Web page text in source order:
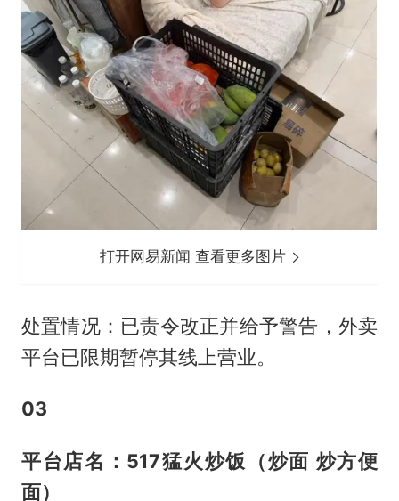
打开网易新闻 查看更多图片
处置情况：已责令改正并给予警告，外卖
平台已限期暂停其线上营业。
03
平台店名：517猛火炒饭（炒面 炒方便
面）